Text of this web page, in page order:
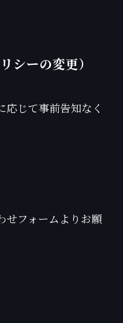
シーの変更）
じて事前告知なく
せフォームよりお願